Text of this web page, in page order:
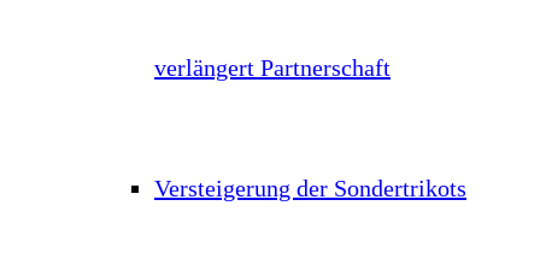
verlängert Partnerschaft
Versteigerung der Sondertrikots